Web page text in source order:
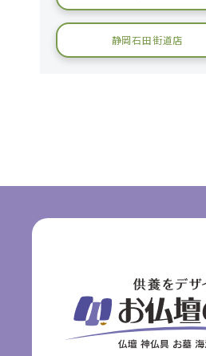
静岡石田街道店